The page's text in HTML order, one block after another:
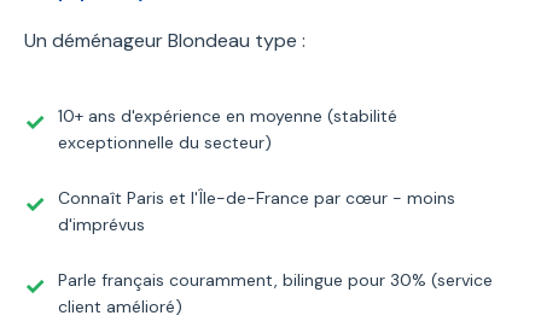
Un déménageur Blondeau type :
10+ ans d'expérience en moyenne (stabilité
exceptionnelle du secteur)
Connaît Paris et l'Île-de-France par cœur - moins
d'imprévus
Parle français couramment, bilingue pour 30% (service
client amélioré)